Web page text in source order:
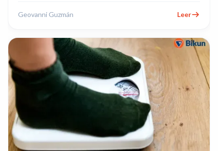
Geovanni Guzmán Leer